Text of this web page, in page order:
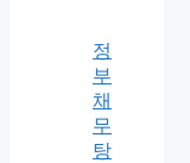
정
부
채
무
탕